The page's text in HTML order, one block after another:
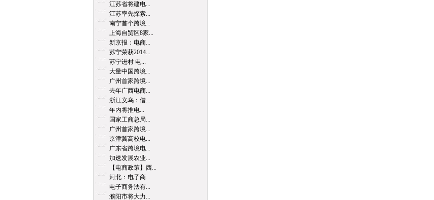
江苏省将建电...
江苏率先探索...
南宁首个跨境...
上海自贸区8家...
新京报：电商...
苏宁荣获2014...
苏宁进村 电...
大量中国跨境...
广州首家跨境...
去年广西电商...
浙江义乌：借...
年内将推电...
国家工商总局...
广州首家跨境...
京津冀高校电...
广东省跨境电...
加速发展农业...
【电商政策】西...
河北：电子商...
电子商务法有...
濮阳市将大力...